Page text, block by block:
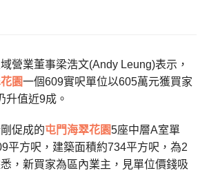
營業董事梁浩文(Andy Leung)表示，
園一個609實呎單位以605萬元獲買家
升值近9成。
促成的屯門海翠花園5座中層A室單
平方呎，建築面積約734平方呎，為2
，新買家為區內業主，見單位價錢吸